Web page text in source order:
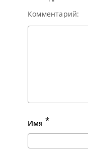
Комментарий:
Имя *